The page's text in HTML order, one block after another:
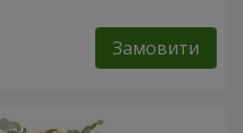
Замовити